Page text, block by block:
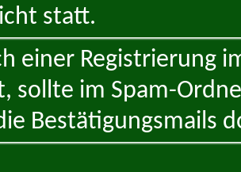
statt.
einer Registrierung
sollte im Spam-
Bestätigungsmails